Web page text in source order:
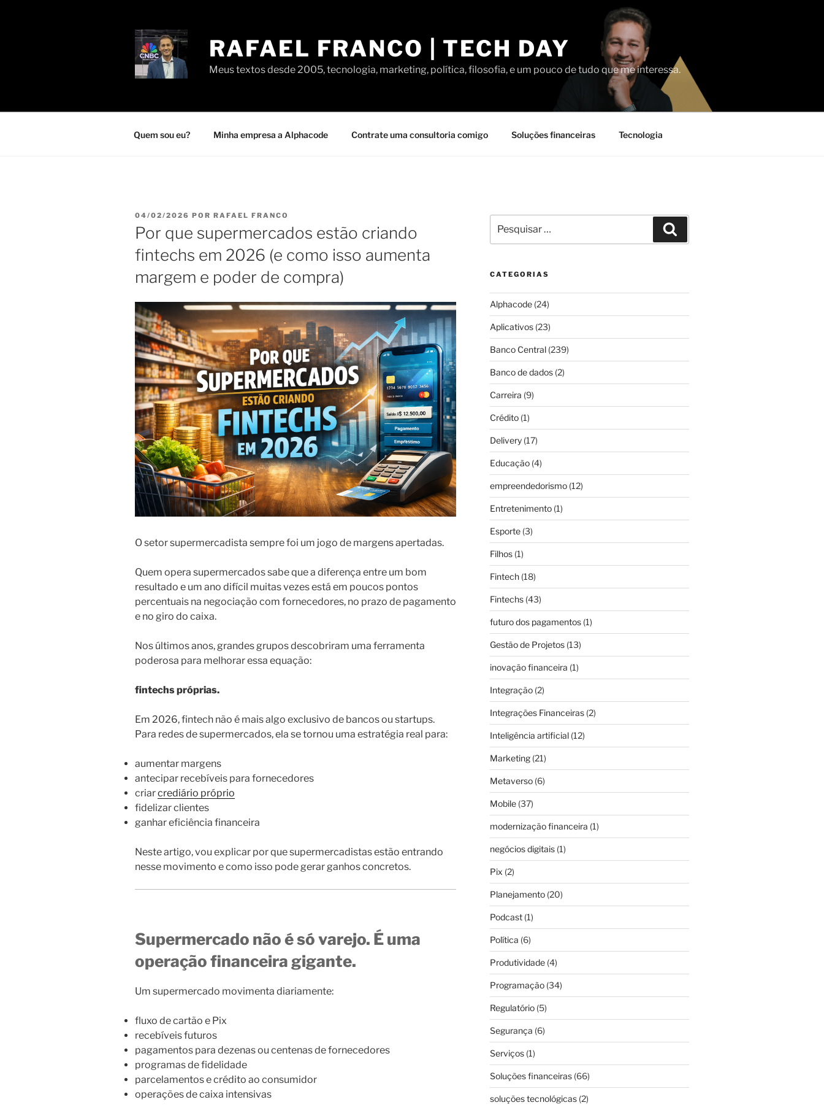
RAFAEL FRANCO | TECH DAY
Meus textos desde 2005, tecnologia, marketing, política, filosofia, e um pouco de tudo que me interessa.
Quem sou eu? Minha empresa a Alphacode Contrate uma consultoria comigo Soluções financeiras Tecnologia
PUBLICADO
EM
04/02/2026 POR RAFAEL FRANCO
Por que supermercados estão criando
fintechs em 2026 (e como isso aumenta
margem e poder de compra)
O setor supermercadista sempre foi um jogo de margens apertadas.
Quem opera supermercados sabe que a diferença entre um bom
resultado e um ano difícil muitas vezes está em poucos pontos
percentuais na negociação com fornecedores, no prazo de pagamento
e no giro do caixa.
Nos últimos anos, grandes grupos descobriram uma ferramenta
poderosa para melhorar essa equação:
fintechs próprias.
Em 2026, fintech não é mais algo exclusivo de bancos ou startups.
Para redes de supermercados, ela se tornou uma estratégia real para:
aumentar margens
antecipar recebíveis para fornecedores
criarcrediário próprio
fidelizar clientes
ganhar eficiência financeira
Neste artigo, vou explicar por que supermercadistas estão entrando
nesse movimento e como isso pode gerar ganhos concretos.
Supermercado não é só varejo. É uma
operação financeira gigante.
Um supermercado movimenta diariamente:
fluxo de cartão e Pix
recebíveis futuros
pagamentos para dezenas ou centenas de fornecedores
programas de fidelidade
parcelamentos e crédito ao consumidor
operações de caixa intensivas
por:
CATEGORIAS
Alphacode(24)
Aplicativos(23)
Banco Central(239)
Banco de dados(2)
Carreira (9)
Crédito(1)
Delivery(17)
Educação(4)
empreendedorismo(12)
Entretenimento(1)
Esporte(3)
Filhos(1)
Fintech(18)
Fintechs(43)
futuro dos pagamentos(1)
Gestão de Projetos(13)
inovação financeira (1)
Integração(2)
Integrações Financeiras(2)
Inteligência artificial(12)
Marketing(21)
Metaverso(6)
Mobile(37)
modernização financeira (1)
negócios digitais(1)
Pix (2)
Planejamento(20)
Podcast(1)
Política (6)
Produtividade(4)
Programação(34)
Regulatório(5)
Segurança (6)
Serviços(1)
Soluções financeiras(66)
soluções tecnológicas(2)